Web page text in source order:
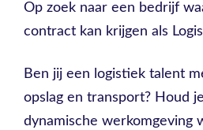
Op zoek naar een bedrijf
contract kan krijgen als
Ben jij een logistiek talent
opslag en transport? Houd
dynamische werkomgeving